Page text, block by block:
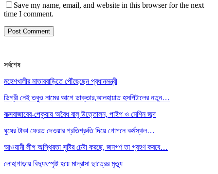
Save my name, email, and website in this browser for the next
time I comment.
সর্বশেষ
মহেশখালীর মাতারবাড়িতে পৌঁছেছেন প্রধানমন্ত্রী
ডিগ্রী নেই তবুও নামের আগে ডাক্তার,আলহায়াত হসপিটালের নতুন…
কক্সবাজারের-পেকুয়ায় অবৈধ বালু উত্তোলন, পাইপ ও মেশিন জব্দ
ঘুষের টাকা ফেরত দেওয়ার প্রতিশ্রুতি দিয়ে গোপনে কর্মস্থল…
আওয়ামী লীগ অস্থিরতা সৃষ্টির চেষ্টা করছে, জনগণ তা গ্রহণ করবে…
লোহাগাড়ায় বিদ্যুৎস্পৃষ্ট হয়ে মাদ্রাসা ছাত্রের মৃত্যু